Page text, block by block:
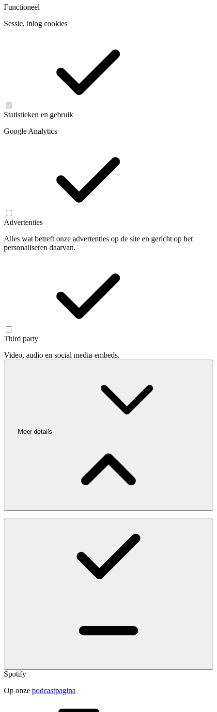
Functioneel
Sessie, inlog cookies
Statistieken en gebruik
Google Analytics
Advertenties
Alles wat betreft onze advertenties op de site en gericht op het
personaliseren daarvan.
Third party
Video, audio en social media-embeds.
Meer details
Spotify
Op onze podcastpagina